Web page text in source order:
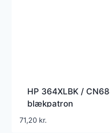
HP 364XLBK /
blækpatron
71,20 kr.